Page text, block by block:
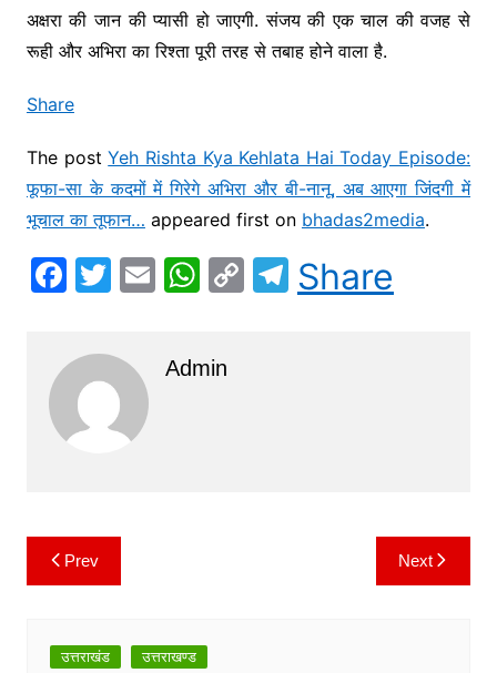
अक्षरा की जान की प्यासी हो जाएगी. संजय की एक चाल की वजह से
रूही और अभिरा का रिश्ता पूरी तरह से तबाह होने वाला है.
Share
The postYeh Rishta Kya Kehlata Hai Today Episode:
फूफा-सा के कदमों में गिरेगे अभिरा और बी-नानू, अब आएगा जिंदगी में
भूचाल का तूफान… appeared first on bhadas2media.
F
c
e
b
o
T
itt
er
E W
s
C T
el
Share
Admin
Post
navigation
Prev Next
उत्तराखंड उत्तराखण्ड